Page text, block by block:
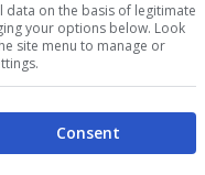
data on the basis of legitimate
your options below. Look
site menu to manage or
Consent